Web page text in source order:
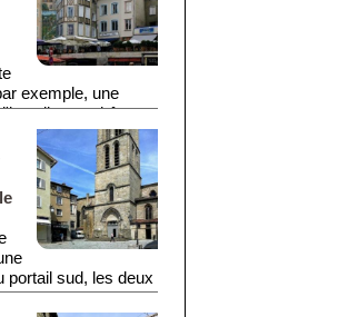
du lundi matin.
exemple, une
un château
pour voir
portail sud, les deux